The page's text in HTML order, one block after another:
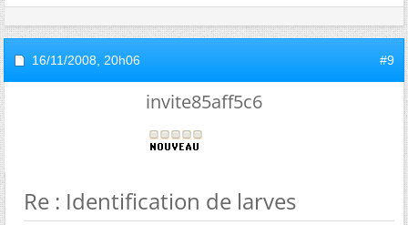
16/11/2008, 20h06 #9
invite85aff5c6
Re : Identification de larves